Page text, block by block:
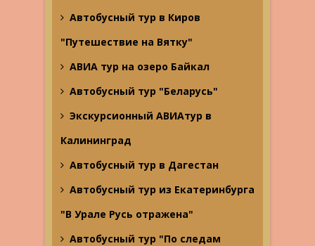
Автобусный тур в Киров
"Путешествие на Вятку"
АВИА тур на озеро Байкал
Автобусный тур "Беларусь"
Экскурсионный АВИАтур в
Калининград
Автобусный тур в Дагестан
Автобусный тур из Екатеринбурга
"В Урале Русь отражена"
Автобусный тур "По следам